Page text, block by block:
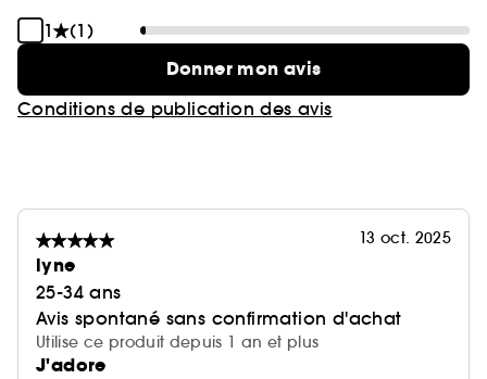
1
(1)
Donner mon avis
Conditions de publication des avis
13 oct. 2025
lyne
25-34 ans
Avis spontané sans confirmation d'achat
Utilise ce produit depuis 1 an et plus
J'adore